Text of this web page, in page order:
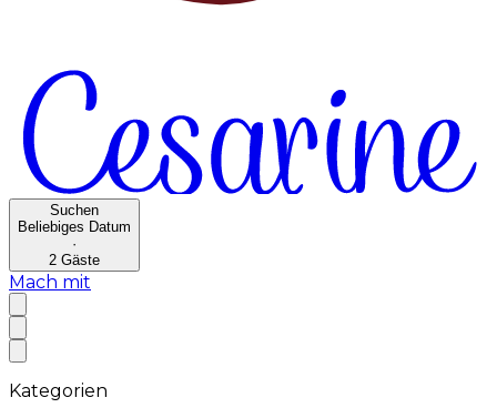
Suchen
Beliebiges Datum
·
2 Gäste
Mach mit
Kategorien